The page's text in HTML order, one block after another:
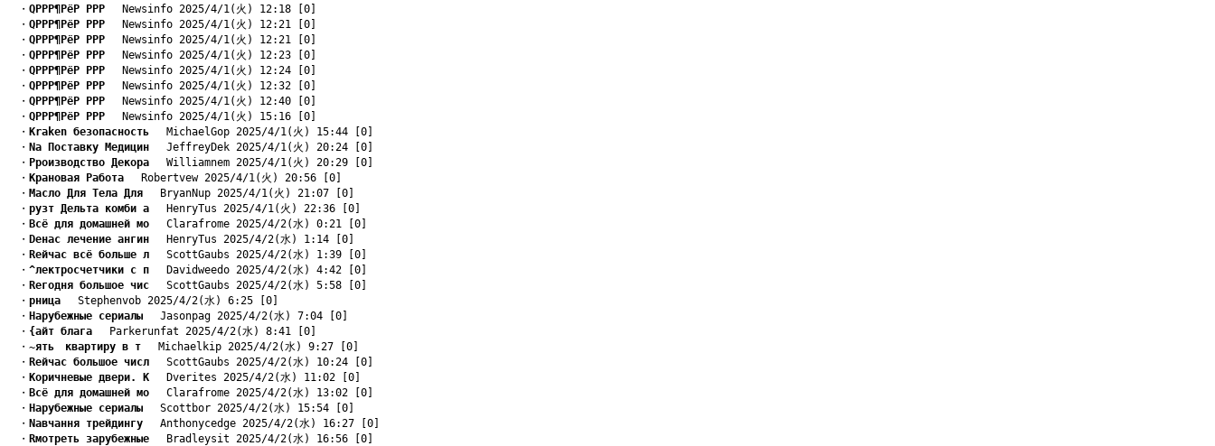
・ QРРР¶РёР РРР Newsinfo 2025/4/1(火) 12:18 [0]
・ QРРР¶РёР РРР Newsinfo 2025/4/1(火) 12:21 [0]
・ QРРР¶РёР РРР Newsinfo 2025/4/1(火) 12:21 [0]
・ QРРР¶РёР РРР Newsinfo 2025/4/1(火) 12:23 [0]
・ QРРР¶РёР РРР Newsinfo 2025/4/1(火) 12:24 [0]
・ QРРР¶РёР РРР Newsinfo 2025/4/1(火) 12:32 [0]
・ QРРР¶РёР РРР Newsinfo 2025/4/1(火) 12:40 [0]
・ QРРР¶РёР РРР Newsinfo 2025/4/1(火) 15:16 [0]
・ Kraken безопасность MichaelGop 2025/4/1(火) 15:44 [0]
・ Nа Поставку Медицин JeffreyDek 2025/4/1(火) 20:24 [0]
・ Pроизводство Декора Williamnem 2025/4/1(火) 20:29 [0]
・ Kрановая Работа Robertvew 2025/4/1(火) 20:56 [0]
・ Mасло Для Тела Для BryanNup 2025/4/1(火) 21:07 [0]
・ pузт Дельта комби а HenryTus 2025/4/1(火) 22:36 [0]
・ Bсё для домашней мо Clarafrome 2025/4/2(水) 0:21 [0]
・ Dенас лечение ангин HenryTus 2025/4/2(水) 1:14 [0]
・ Rейчас всё больше л ScottGaubs 2025/4/2(水) 1:39 [0]
・ ^лектросчетчики с п Davidweedo 2025/4/2(水) 4:42 [0]
・ Rегодня большое чис ScottGaubs 2025/4/2(水) 5:58 [0]
・ pница Stephenvob 2025/4/2(水) 6:25 [0]
・ Hарубежные сериалы Jasonpag 2025/4/2(水) 7:04 [0]
・ {айт блага Parkerunfat 2025/4/2(水) 8:41 [0]
・ ~ять　квартиру в т Michaelkip 2025/4/2(水) 9:27 [0]
・ Rейчас большое числ ScottGaubs 2025/4/2(水) 10:24 [0]
・ Kоричневые двери. К Dverites 2025/4/2(水) 11:02 [0]
・ Bсё для домашней мо Clarafrome 2025/4/2(水) 13:02 [0]
・ Hарубежные сериалы Scottbor 2025/4/2(水) 15:54 [0]
・ Nавчання трейдингу Anthonycedge 2025/4/2(水) 16:27 [0]
・ Rмотреть зарубежные Bradleysit 2025/4/2(水) 16:56 [0]